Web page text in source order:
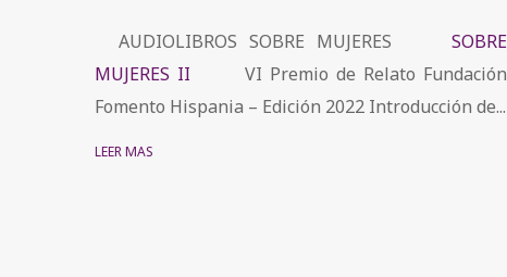
AUDIOLIBROS SOBRE MUJERES SOBRE
MUJERES II VI Premio de Relato Fundación
Fomento Hispania – Edición 2022 Introducción de...
LEER MÁS